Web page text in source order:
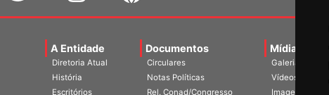
A Entidade
Diretoria Atual
História
Escritórios
Documentos
Circulares
Notas Políticas
Rel. Conad/Congresso
Mídias
Galerias
Vídeos
Imagens